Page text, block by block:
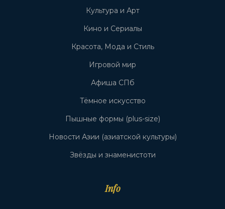
Культура и Арт
Кино и Сериалы
Красота, Мода и Стиль
Игровой мир
Афиша СПб
Тёмное искусство
Пышные формы (plus-size)
Новости Азии (азиатской культуры)
Звёзды и знаменистоти
Info